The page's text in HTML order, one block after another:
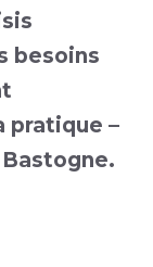
besoins
pratique –